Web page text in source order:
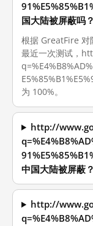
国大陆被屏蔽吗？
根据 GreatFire 对
最近一次测试，
为 100%。
http://
中国大陆被屏蔽？
http://